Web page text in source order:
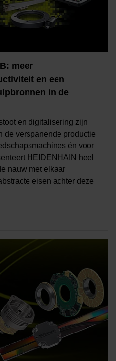
meer
en een
in de
en digitalisering zijn
de verspanende productie
én voor
HEIDENHAIN heel
nauw met elkaar
eisen achter deze